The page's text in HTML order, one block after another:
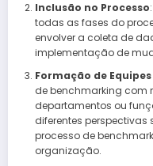
Inclusão no Processo
todas as fases do
envolver a coleta de
implementação de
Formação de
de benchmarking com
departamentos ou
diferentes
processo de
organização.